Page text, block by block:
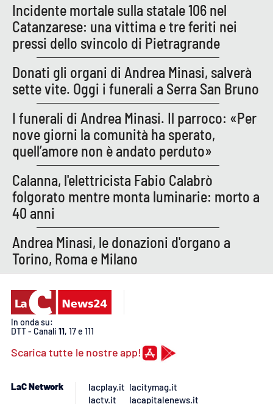
Food
Storie
LAC
NETWORK
Lacplay.it
Lactv.it
Laconair.it
Lacitymag.it
Lacapitalenews.it
Ilreggino.it
Cosenzachannel.it
Ilvibonese.it
Catanzarochannel.it
Incidente mortale sulla statale 106 nel
Catanzarese: una vittima e tre feriti nei
pressi dello svincolo di Pietragrande
Donati gli organi di Andrea Minasi, salverà
sette vite. Oggi i funerali a Serra San Bruno
I funerali di Andrea Minasi. Il parroco: «Per
nove giorni la comunità ha sperato,
quell’amore non è andato perduto»
Calanna, l'elettricista Fabio Calabrò
folgorato mentre monta luminarie: morto a
40 anni
Andrea Minasi, le donazioni d'organo a
Torino, Roma e Milano
In onda su:
DTT - Canali 11, 17 e 111
Scarica tutte le nostre app!
LaC Network
lacplay.it
lactv.it
lacitymag.it
lacapitalenews.it